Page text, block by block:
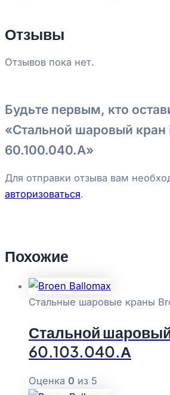
Отзывы
Отзывов пока нет.
Будьте первым, кто
«Стальной шаровый
60.100.040.А»
Для отправки отзыва вам
авторизоваться.
Похожие
Стальные шаровые краны
Стальной
60.103.040.А
Оценка 0 из 5